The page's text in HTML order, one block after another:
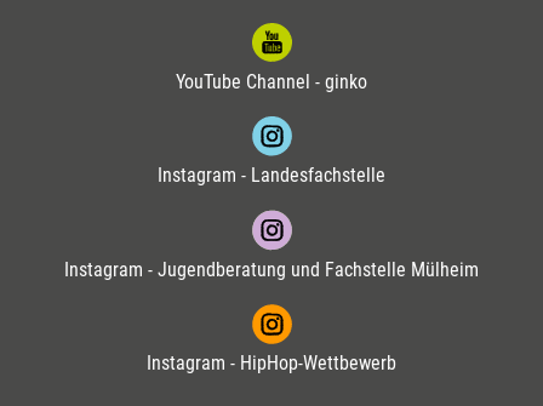
YouTube Channel - ginko
Instagram - Landesfachstelle
Instagram - Jugendberatung und Fachstelle Mülheim
Instagram - HipHop-Wettbewerb